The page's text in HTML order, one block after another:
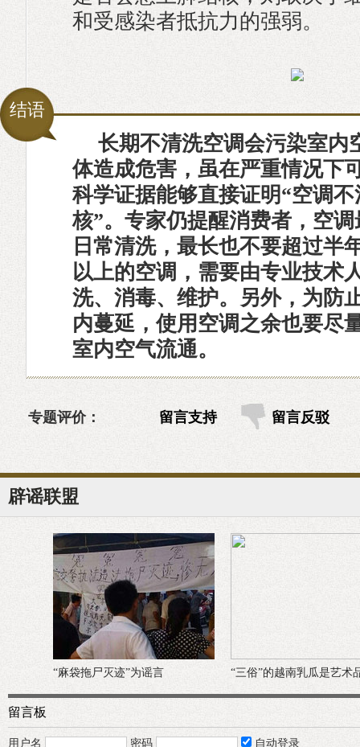
和受感染者抵抗力的强弱。
结语
长期不清洗空调会污染室内
体造成危害，虽在严重情况下
科学证据能够直接证明“空调
核”。专家仍提醒消费者，空
日常清洗，最长也不要超过半
以上的空调，需要由专业技术
洗、消毒、维护。另外，为防
内蔓延，使用空调之余也要尽
室内空气流通。
专题评价： 留言支持 留言反驳
辟谣联盟
“麻袋拖尸灭迹”为谣言 “三俗”的越南乳瓜是艺术
留言板
用户名 密码 自动登录